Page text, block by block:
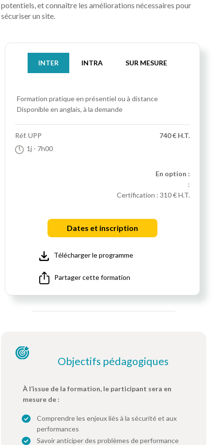
potentiels, et connaître les améliorations nécessaires pour
sécuriser un site.
INTER INTRA SUR MESURE
Formation pratique en présentiel ou à distance
Disponible en anglais, à la demande
Réf.UPP
1j - 7h00
740 € H.T.
En option :
:
Certification :310 € H.T.
Dates et inscription
Télécharger le programme
Partager cette formation
Objectifs pédagogiques
À l’issue de la formation, le participant sera en
mesure de :
Comprendre les enjeux liés à la sécurité et aux
performances
Savoir anticiper des problèmes de performance